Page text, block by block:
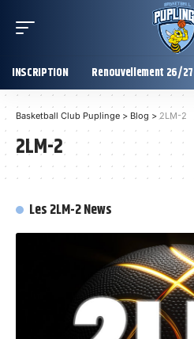
INSCRIPTION Renouvellement 26/27
Basketball Club Puplinge > Blog > 2LM-2
2LM-2
Les 2LM-2 News